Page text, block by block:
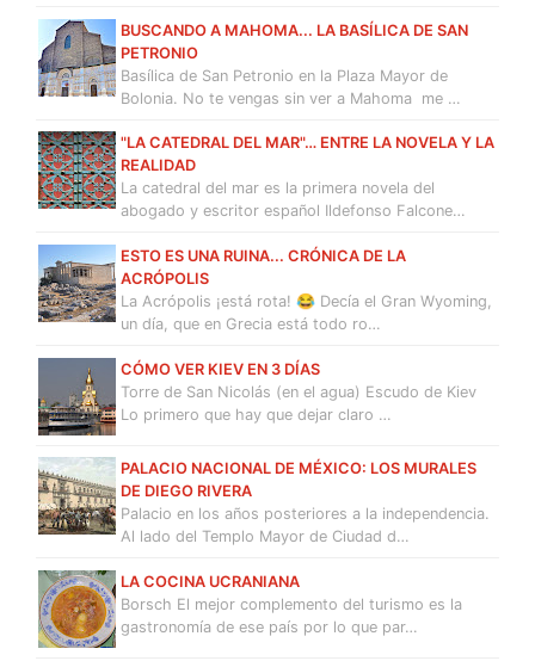
BUSCANDO A MAHOMA... LA BASÍLICA DE SAN
PETRONIO
Basílica de San Petronio en la Plaza Mayor de
Bolonia. No te vengas sin ver a Mahoma me …
"LA CATEDRAL DEL MAR"… ENTRE LA NOVELA Y LA
REALIDAD
La catedral del mar es la primera novela del
abogado y escritor español Ildefonso Falcone…
ESTO ES UNA RUINA... CRÓNICA DE LA
ACRÓPOLIS
La Acrópolis ¡está rota! 😂 Decía el Gran Wyoming,
un día, que en Grecia está todo ro…
CÓMO VER KIEV EN 3 DÍAS
Torre de San Nicolás (en el agua) Escudo de Kiev
Lo primero que hay que dejar claro …
PALACIO NACIONAL DE MÉXICO: LOS MURALES
DE DIEGO RIVERA
Palacio en los años posteriores a la independencia.
Al lado del Templo Mayor de Ciudad d…
LA COCINA UCRANIANA
Borsch El mejor complemento del turismo es la
gastronomía de ese país por lo que par…